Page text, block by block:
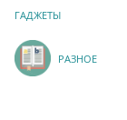
ГАДЖЕТЫ
РАЗНОЕ